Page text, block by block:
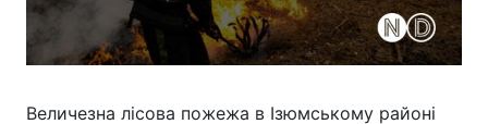
Величезна лісова пожежа в Ізюмському районі